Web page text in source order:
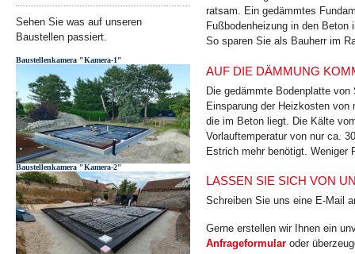
Sehen Sie was auf unseren
Baustellen passiert.
Baustellenkamera "Kamera-1"
Baustellenkamera "Kamera-2"
ratsam. Ein gedämmtes
Fußbodenheizung in den
So sparen Sie als Bauherr im
AUF DIE DÄMMUNG
Die gedämmte Bodenplatte
Einsparung der Heizkosten
die im Beton liegt. Die Kälte
Vorlauftemperatur von nur ca.
Estrich mehr benötigt. Weniger
LASSEN SIE SICH VON
Schreiben Sie uns eine E-Mail
Gerne erstellen wir Ihnen ein
Anfrageformular oder